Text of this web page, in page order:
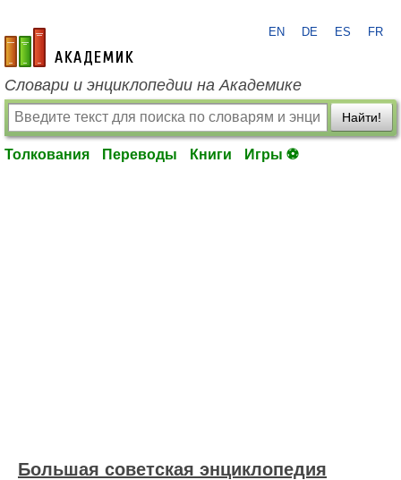
academic.ru
EN DE ES FR
Словари и энциклопедии на Академике
Найти!
Толкования Переводы Книги Игры ⚽
Большая советская энциклопедия